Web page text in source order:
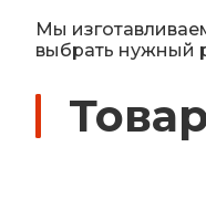
Мы
выбрать нужный